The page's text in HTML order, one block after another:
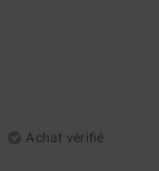
Achat vérifié